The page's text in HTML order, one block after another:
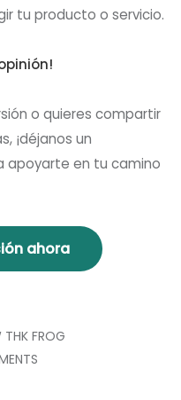
tu producto o servicio.
o quieres compartir
¡déjanos un
apoyarte en tu camino
ahora
THK FROG